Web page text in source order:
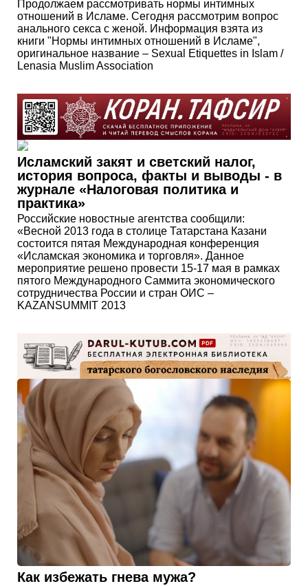
Продолжаем рассмотривать нормы интимных
отношений в Исламе. Сегодня рассмотрим вопрос
анального секса с женой. Информация взята из
книги "Нормы интимных отношений в Исламе",
оригинальное название – Sexual Etiquettes in Islam /
Lenasia Muslim Association
Исламский закят и светский налог,
история вопроса, факты и выводы - в
журнале «Налоговая политика и
практика»
Российские новостные агентства сообщили:
«Весной 2013 года в столице Татарстана Казани
состоится пятая Международная конференция
«Исламская экономика и торговля». Данное
мероприятие решено провести 15-17 мая в рамках
пятого Международного Саммита экономического
сотрудничества России и стран ОИС –
KAZANSUMMIT 2013
Как избежать гнева мужа?